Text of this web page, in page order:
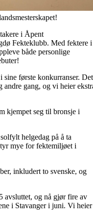
i Åpent
Fekteklubb. Med fektere i
både personlige
sine første konkurranser. Det
andre gang, og vi heier
kjempet seg til bronsje i
helgedag på å ta
mye for fektemiljøet i
inkludert to svenske, og
avsluttet, og nå gjør fire av
i Stavanger i juni. Vi heier